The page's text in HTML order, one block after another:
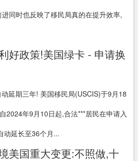
同时也反映了移民局真的在提升效率,
好政策!美国绿卡 - 申请换
延期三年! 美国移民局(USCIS)于9月18
2024年9月10日起,合法***居民在申请入
动延长至36个月...
美国重大变更:不照做,十